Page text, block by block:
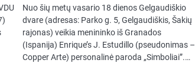
Nuo šių metų vasario 18 dienos Gelgaudiškio
dvare (adresas: Parko g. 5, Gelgaudiškis, Šakių
rajonas) veikia menininko iš Granados
(Ispanija) Enrique’s J. Estudillo (pseudonimas –
Copper Arte) personalinė paroda „Simboliai”.…